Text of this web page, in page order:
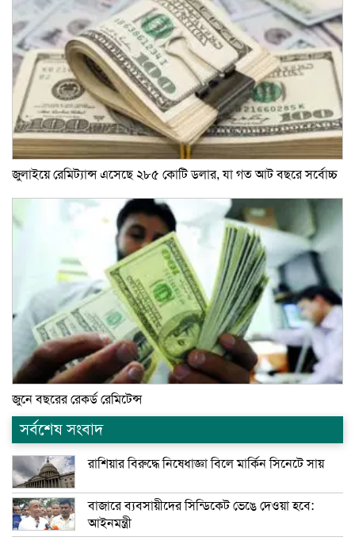
জুলাইয়ে রেমিট্যান্স এসেছে ২৮৫ কোটি ডলার, যা গত আট বছরে সর্বোচ্চ
জুনে বছরের রেকর্ড রেমিটেন্স
সর্বশেষ সংবাদ
রাশিয়ার বিরুদ্ধে নিষেধাজ্ঞা বিলে মার্কিন সিনেটে সায়
বাজারে ব্যবসায়ীদের সিন্ডিকেট ভেঙে দেওয়া হবে:
আইনমন্ত্রী